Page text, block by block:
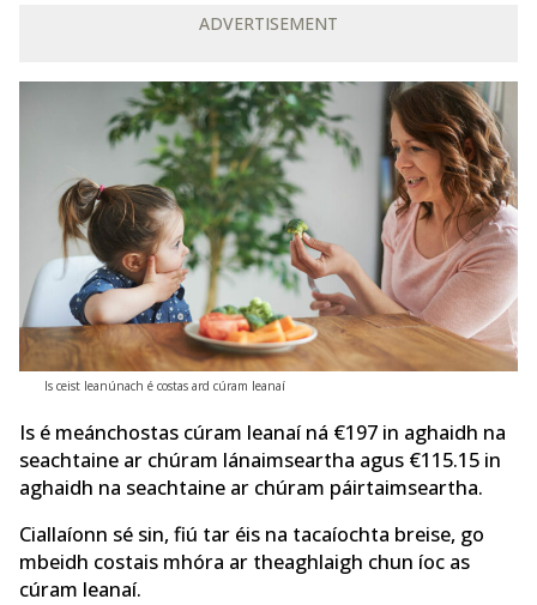
ADVERTISEMENT
Is ceist leanúnach é costas ard cúram leanaí
Is é meánchostas cúram leanaí ná €197 in aghaidh na
seachtaine ar chúram lánaimseartha agus €115.15 in
aghaidh na seachtaine ar chúram páirtaimseartha.
Ciallaíonn sé sin, fiú tar éis na tacaíochta breise, go
mbeidh costais mhóra ar theaghlaigh chun íoc as
cúram leanaí.